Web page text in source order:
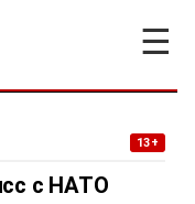
☰
13+
с НАТО